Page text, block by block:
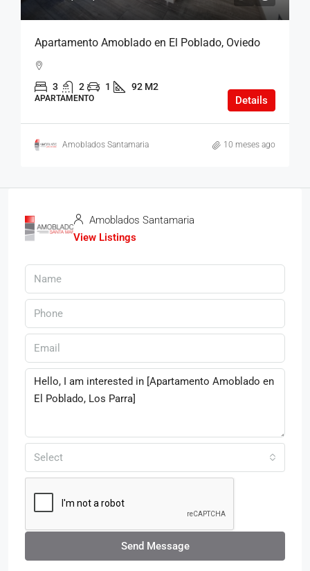
Apartamento Amoblado en El Poblado, Oviedo
3 2 1 92 M2
APARTAMENTO Details
Amoblados Santamaria 10 meses ago
Amoblados Santamaria
View Listings
Select
Send Message